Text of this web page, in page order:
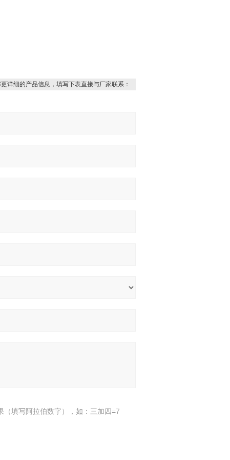
详细的产品信息，填写下表直接与厂家联系：
（填写阿拉伯数字），如：三加四=7